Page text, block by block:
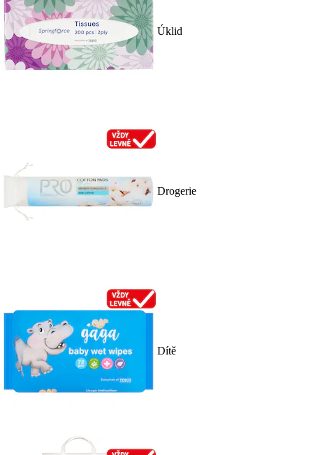
Úklid
Drogerie
Dítě